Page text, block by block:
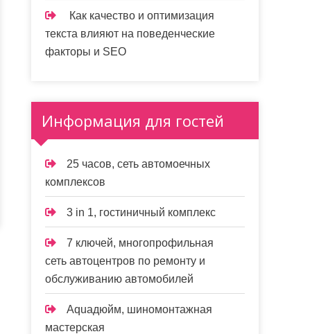
Как качество и оптимизация
текста влияют на поведенческие
факторы и SEO
Информация для гостей
25 часов, сеть автомоечных
комплексов
3 in 1, гостиничный комплекс
7 ключей, многопрофильная
сеть автоцентров по ремонту и
обслуживанию автомобилей
Aquaдюйм, шиномонтажная
мастерская